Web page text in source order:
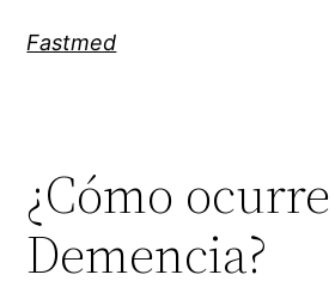
Fastmed
¿Cómo
Demencia?